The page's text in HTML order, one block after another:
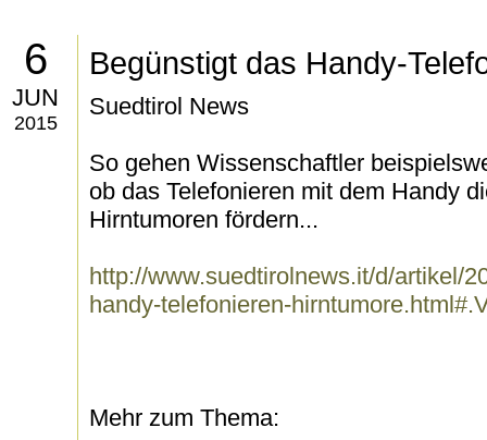
6
JUN
2015
Begünstigt das Handy-
Suedtirol News
So gehen Wissenschaftler
ob das Telefonieren mit dem Handy
Hirntumoren fördern...
http://www.suedtirolnews.it/d/artikel/
handy-telefonieren-
Mehr zum Thema: